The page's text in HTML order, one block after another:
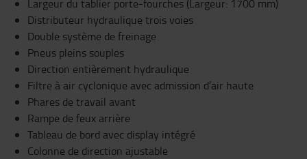
Largeur du tablier porte-fourches (Largeur: 1700 mm)
Distributeur hydraulique trois voies
Double système de freinage
Pneus pleins souples
Direction entièrement hydraulique
Filtre à air cyclonique avec admission d’air haute
Phares de travail avant
Rampe de feux arrière
Tableau de bord avec display intégré
Colonne de direction ajustable